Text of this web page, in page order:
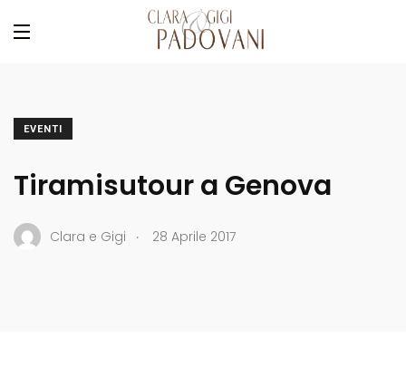
EVENTI
Tiramisutour a Genova
Clara e Gigi . 28 Aprile 2017